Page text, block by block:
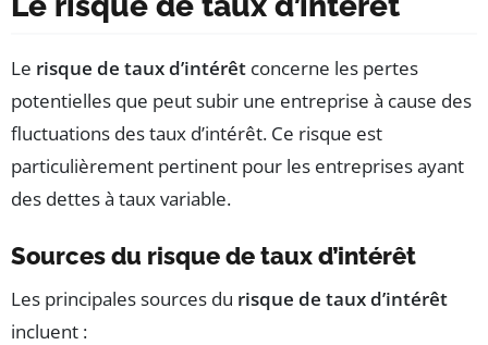
Le risque de taux d’intérêt concerne les pertes
potentielles que peut subir une entreprise à cause des
fluctuations des taux d’intérêt. Ce risque est
particulièrement pertinent pour les entreprises ayant
des dettes à taux variable.
Sources du risque de taux d’intérêt
Les principales sources du risque de taux d’intérêt
incluent :